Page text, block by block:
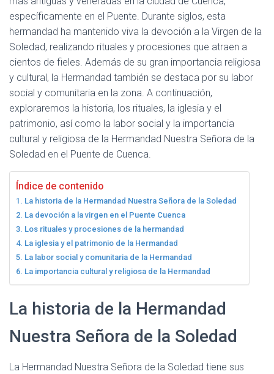
N
E
G
específicamente en el Puente. Durante siglos, esta
hermandad ha mantenido viva la devoción a la Virgen de la
Soledad, realizando rituales y procesiones que atraen a
cientos de fieles. Además de su gran importancia religiosa
y cultural, la Hermandad también se destaca por su labor
social y comunitaria en la zona. A continuación,
exploraremos la historia, los rituales, la iglesia y el
patrimonio, así como la labor social y la importancia
cultural y religiosa de la Hermandad Nuestra Señora de la
Soledad en el Puente de Cuenca.
Índice de contenido
La historia de la Hermandad Nuestra Señora de la Soledad
La devoción a la virgen en el Puente Cuenca
Los rituales y procesiones de la hermandad
La iglesia y el patrimonio de la Hermandad
La labor social y comunitaria de la Hermandad
La importancia cultural y religiosa de la Hermandad
La historia de la Hermandad
Nuestra Señora de la Soledad
La Hermandad Nuestra Señora de la Soledad tiene sus